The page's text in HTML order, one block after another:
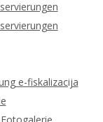
e-fiskalizacija